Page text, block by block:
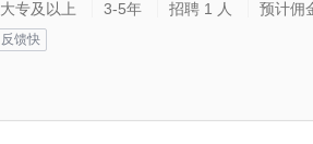
大专及以上 3-5年 招聘 1 人 预计佣
反馈快